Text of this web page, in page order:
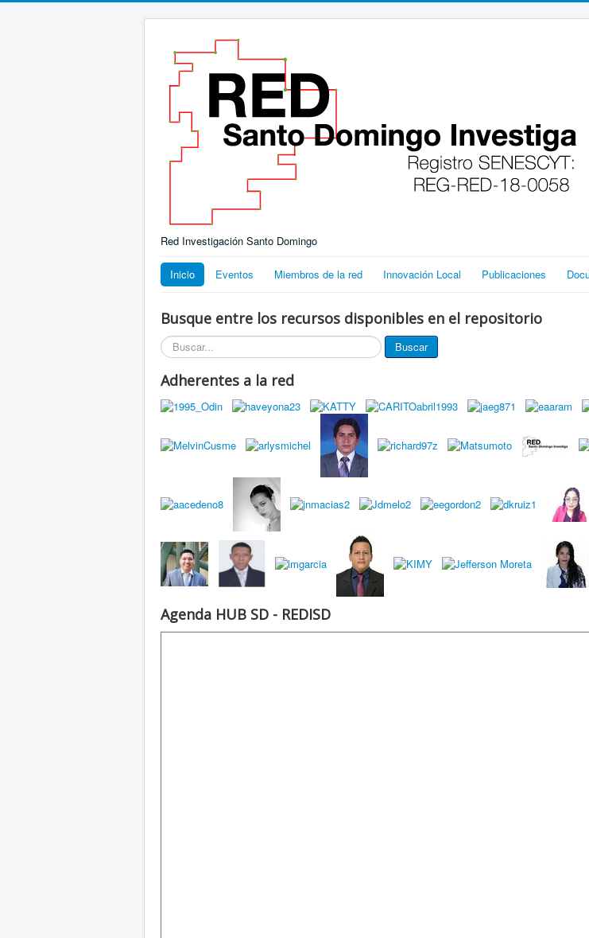
Red Investigación Santo Domingo
Inicio Eventos Miembros de la red Innovación Local Publicaciones
Busque entre los recursos disponibles en el repositorio
Buscar... Buscar
Adherentes a la red
Agenda HUB SD - REDISD